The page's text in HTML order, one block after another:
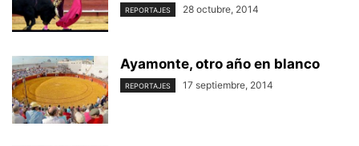
REPORTAJES 28 octubre, 2014
Ayamonte, otro año en blanco
REPORTAJES 17 septiembre, 2014